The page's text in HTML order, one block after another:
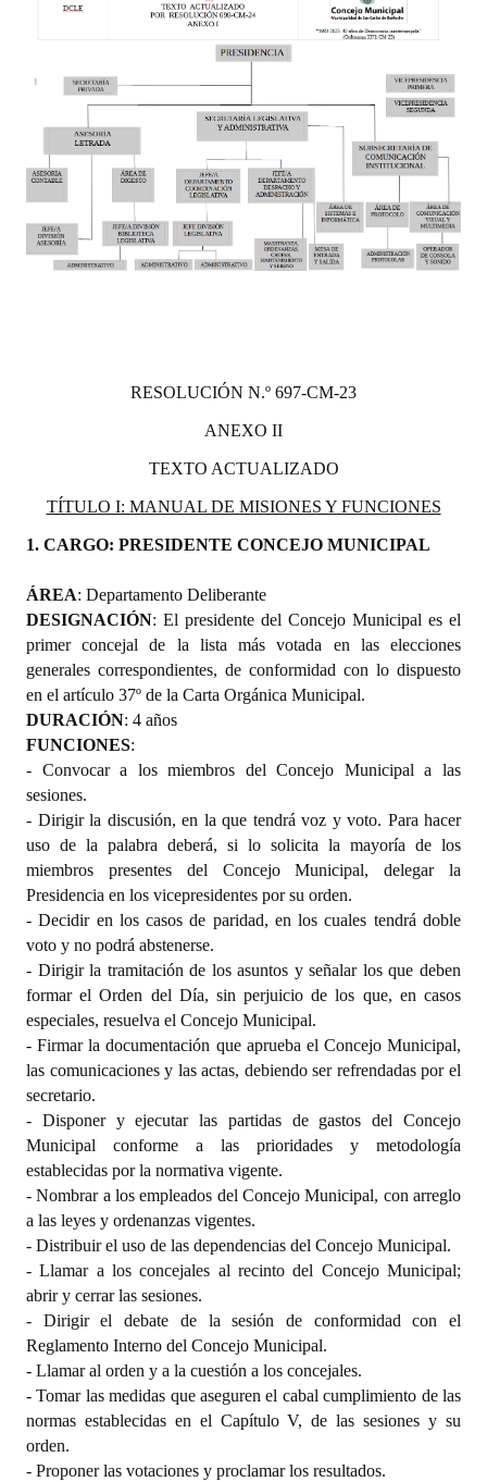
RESOLUCIÓN N.º 697-CM-23
ANEXO II
TEXTO ACTUALIZADO
TÍTULO I: MANUAL DE MISIONES Y FUNCIONES
1. CARGO: PRESIDENTE CONCEJO MUNICIPAL
ÁREA: Departamento Deliberante
DESIGNACIÓN: El presidente del Concejo Municipal es el
primer concejal de la lista más votada en las elecciones
generales correspondientes, de conformidad con lo dispuesto
en el artículo 37º de la Carta Orgánica Municipal.
DURACIÓN: 4 años
FUNCIONES:
- Convocar a los miembros del Concejo Municipal a las
sesiones.
- Dirigir la discusión, en la que tendrá voz y voto. Para hacer
uso de la palabra deberá, si lo solicita la mayoría de los
miembros presentes del Concejo Municipal, delegar la
Presidencia en los vicepresidentes por su orden.
- Decidir en los casos de paridad, en los cuales tendrá doble
voto y no podrá abstenerse.
- Dirigir la tramitación de los asuntos y señalar los que deben
formar el Orden del Día, sin perjuicio de los que, en casos
especiales, resuelva el Concejo Municipal.
- Firmar la documentación que aprueba el Concejo Municipal,
las comunicaciones y las actas, debiendo ser refrendadas por el
secretario.
- Disponer y ejecutar las partidas de gastos del Concejo
Municipal conforme a las prioridades y metodología
establecidas por la normativa vigente.
- Nombrar a los empleados del Concejo Municipal, con arreglo
a las leyes y ordenanzas vigentes.
- Distribuir el uso de las dependencias del Concejo Municipal.
- Llamar a los concejales al recinto del Concejo Municipal;
abrir y cerrar las sesiones.
- Dirigir el debate de la sesión de conformidad con el
Reglamento Interno del Concejo Municipal.
- Llamar al orden y a la cuestión a los concejales.
- Tomar las medidas que aseguren el cabal cumplimiento de las
normas establecidas en el Capítulo V, de las sesiones y su
orden.
- Proponer las votaciones y proclamar los resultados.